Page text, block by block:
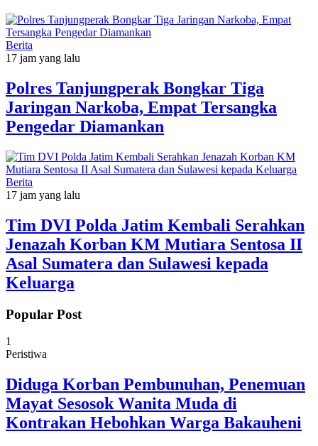
Berita
17 jam yang lalu
Polres Tanjungperak Bongkar Tiga
Jaringan Narkoba, Empat Tersangka
Pengedar Diamankan
Berita
17 jam yang lalu
Tim DVI Polda Jatim Kembali Serahkan
Jenazah Korban KM Mutiara Sentosa II
Asal Sumatera dan Sulawesi kepada
Keluarga
Popular Post
1
Peristiwa
Diduga Korban Pembunuhan, Penemuan
Mayat Sesosok Wanita Muda di
Kontrakan Hebohkan Warga Bakauheni